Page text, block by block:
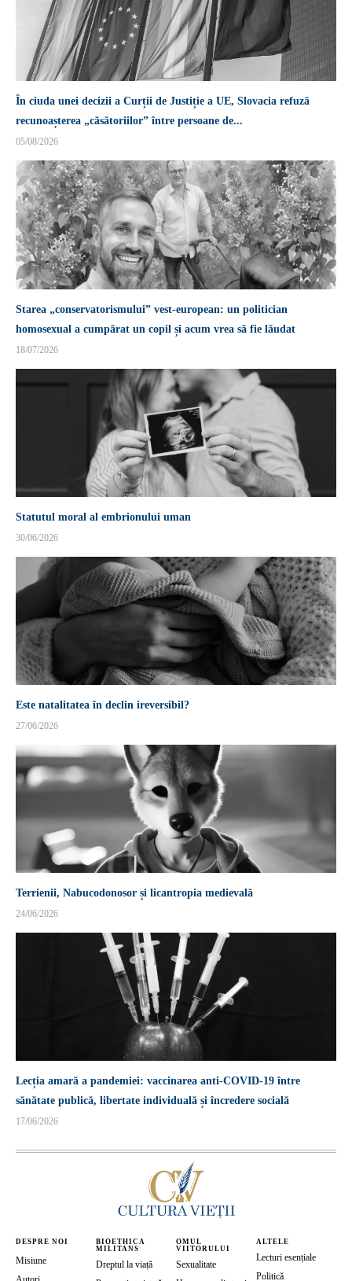
În ciuda unei decizii a Curții de Justiție a UE, Slovacia refuză
recunoașterea „căsătoriilor” între persoane de...
05/08/2026
Starea „conservatorismului” vest-european: un politician
homosexual a cumpărat un copil și acum vrea să fie lăudat
18/07/2026
Statutul moral al embrionului uman
30/06/2026
Este natalitatea în declin ireversibil?
27/06/2026
Terrienii, Nabucodonosor și licantropia medievală
24/06/2026
Lecția amară a pandemiei: vaccinarea anti-COVID-19 între
sănătate publică, libertate individuală și încredere socială
17/06/2026
DESPRE NOI
Misiune
BIOETHICA
MILITANS
Dreptul la viață
OMUL
VIITORULUI
Sexualitate
ALTELE
Lecturi esențiale
Politică